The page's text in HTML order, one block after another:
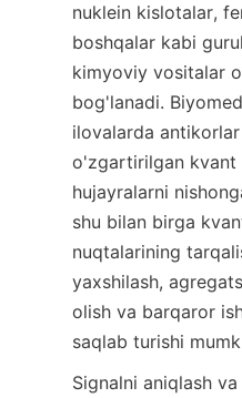
nuklein kislotalar,
boshqalar kabi
kimyoviy vositalar
bog'lanadi.
ilovalarda
o'zgartirilgan kvant
hujayralarni
shu bilan birga
nuqtalarining
yaxshilash,
olish va barqaror
saqlab turishi
Signalni aniqlash